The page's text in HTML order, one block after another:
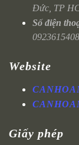
Đức, TP
Số điện
Website
Giấy phép